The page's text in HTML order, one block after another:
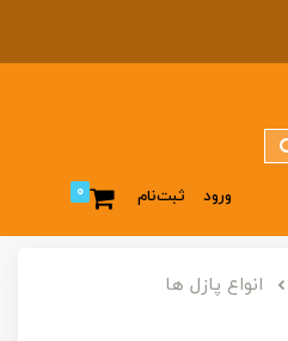
ورود ثبت‌نام 0
انواع پازل ها